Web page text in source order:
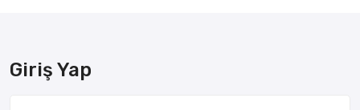
Giriş Yap